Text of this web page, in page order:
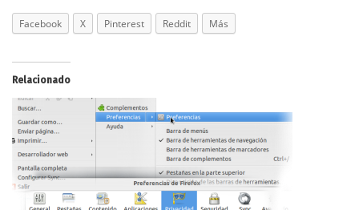
Facebook X Pinterest Reddit Más
Relacionado